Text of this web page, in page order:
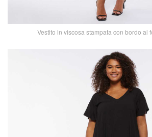
Vestito in viscosa stampata con bordo al